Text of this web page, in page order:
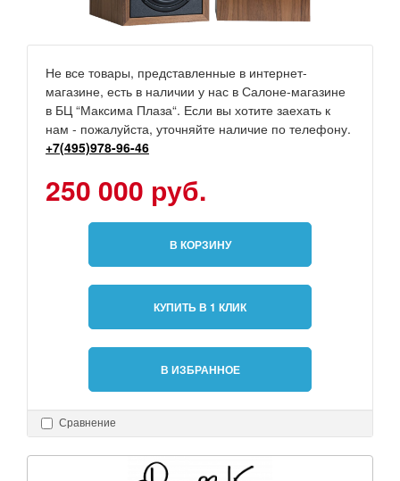
Не все товары, представленные в интернет-
магазине, есть в наличии у нас в Салоне-магазине
в БЦ “Максима Плаза“. Если вы хотите заехать к
нам - пожалуйста, уточняйте наличие по телефону.
+7(495)978-96-46
250 000 руб.
В КОРЗИНУ
КУПИТЬ В 1 КЛИК
В ИЗБРАННОЕ
Сравнение